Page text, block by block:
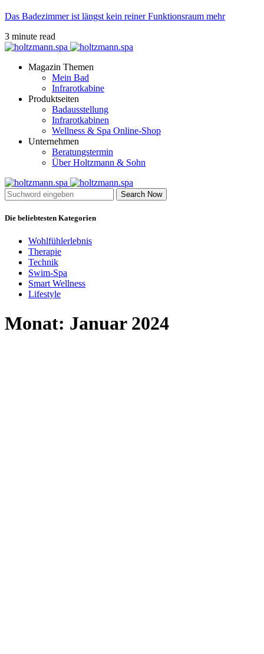
Das Badezimmer ist längst kein reiner Funktionsraum mehr
3 minute read
Magazin Themen
Mein Bad
Infrarotkabine
Produktseiten
Badausstellung
Infrarotkabinen
Wellness & Spa Online-Shop
Unternehmen
Beratungstermin
Über Holtzmann & Sohn
Search Now
Die beliebtesten Kategorien
Wohlfühlerlebnis
Therapie
Technik
Swim-Spa
Smart Wellness
Lifestyle
Monat: Januar 2024